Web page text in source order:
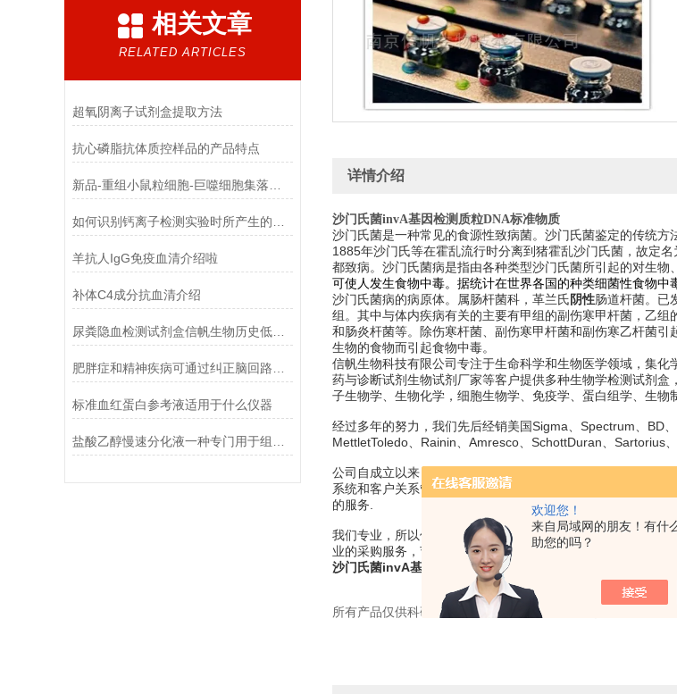
欢迎您！
来自局域网的朋友！有什
助您的吗？
相关文章
RELATED ARTICLES
超氧阴离子试剂盒提取方法
抗心磷脂抗体质控样品的产品特点
羊抗人IgG免疫血清介绍啦
补体C4成分抗血清介绍
尿粪隐血检测试剂盒信帆生物历史低，*！
标准血红蛋白参考液适用于什么仪器
详情介绍
沙门氏菌invA基因检测质粒DNA标准物质
沙门氏菌是一种常见的食源性致病菌。沙门氏菌鉴定的传统
1885年沙门氏等在霍乱流行时分离到猪霍乱沙门氏菌 ，故定名
都致病。 沙门氏菌病是指由各种类型沙门氏菌所引起的对生物、
可使人发生食物中毒。据统计在世界各国的种类细菌性食物中
沙门氏菌病的病原体。属肠杆菌科 ，革兰氏阴性肠道杆菌。已
组。其中与体内疾病有关的主要有甲组的副伤寒甲杆菌，乙组
和肠炎杆菌等。除伤寒杆菌、副伤寒甲杆菌和副伤寒乙杆菌引
生物的食物而引起食物中毒。
信帆生物科技有限公司专注于生命科学和生物医学领域，集
药与诊断试剂生物试剂厂家等客户提供多种生物学检测试剂
子生物学、生物化学，细胞生物学、免疫学、蛋白组学、生物
经过多年的努力，我们先后经销美国Sigma、Spectrum、BD
MettletToledo、Rainin、Amresco、SchottDuran、Sartorius
公司自成立以来，就非常注重企业信息化的建设，我们采用
系统和客户关系管理团队，能*时间响应客户的售前、售后需
的服务.
我们专业，所以值得信赖；我们专注，所以我们高速发展；
业的采购服务，节省您的时间和成本。
沙门氏菌invA基因检测质粒DNA标准物质
所有产品仅供科研使用，不得用于食用，医疗等其它用途。